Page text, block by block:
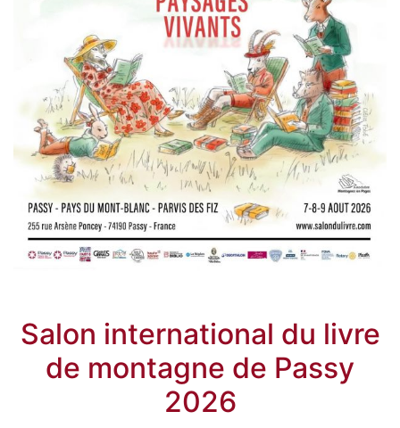
Salon international du livre
de montagne de Passy
2026